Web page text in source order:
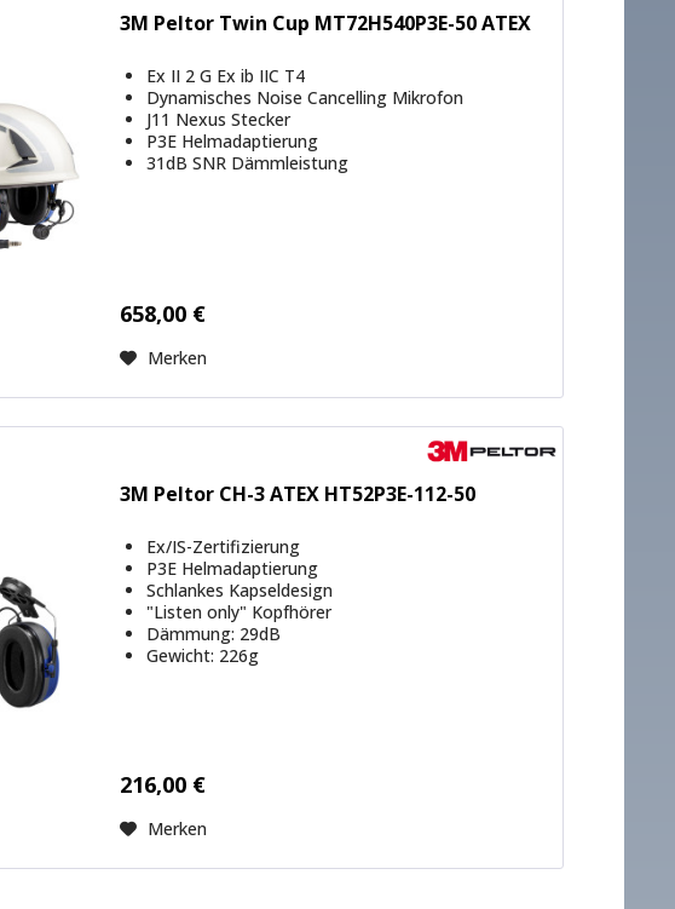
3M Peltor Twin Cup MT72H540P3E-50 ATEX
Ex II 2 G Ex ib IIC T4
Dynamisches Noise Cancelling Mikrofon
J11 Nexus Stecker
P3E Helmadaptierung
31dB SNR Dämmleistung
658,00 €
Merken
3M Peltor CH-3 ATEX HT52P3E-112-50
Ex/IS-Zertifizierung
P3E Helmadaptierung
Schlankes Kapseldesign
"Listen only" Kopfhörer
Dämmung: 29dB
Gewicht: 226g
216,00 €
Merken